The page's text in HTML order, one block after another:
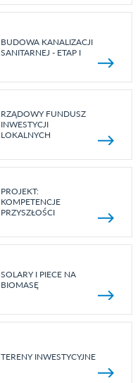
BUDOWA KANALIZACJI
SANITARNEJ - ETAP I
RZĄDOWY FUNDUSZ
INWESTYCJI
LOKALNYCH
PROJEKT:
KOMPETENCJE
PRZYSZŁOŚCI
SOLARY I PIECE NA
BIOMASĘ
TERENY INWESTYCYJNE